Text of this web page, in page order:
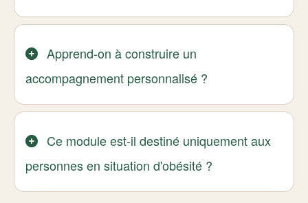
Apprend-on à construire un
accompagnement personnalisé ?
Ce module est-il destiné uniquement aux
personnes en situation d'obésité ?